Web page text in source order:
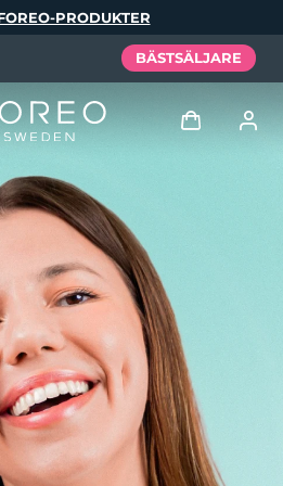
PRODUKTER
BÄSTSÄLJARE
Användarprofil
Mina enheter
Mina beställningar
Mina adresser
Mina prenumerationer
Elixir
Set
Español
Português
Русский
文 繁體中文